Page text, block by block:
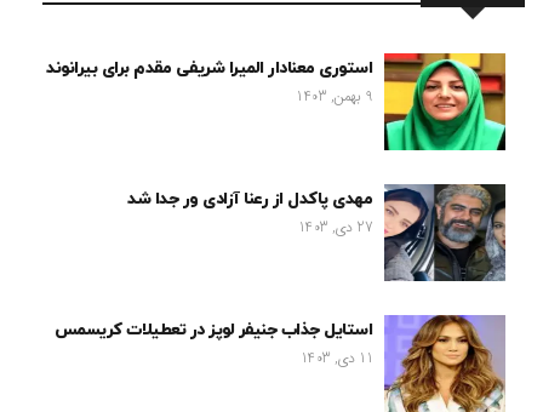
استوری معنادار المیرا شریفی مقدم برای بیرانوند
9 بهمن, 1403
مهدی پاکدل از رعنا آزادی ور جدا شد
27 دی, 1403
استایل جذاب جنیفر لوپز در تعطیلات کریسمس
11 دی, 1403